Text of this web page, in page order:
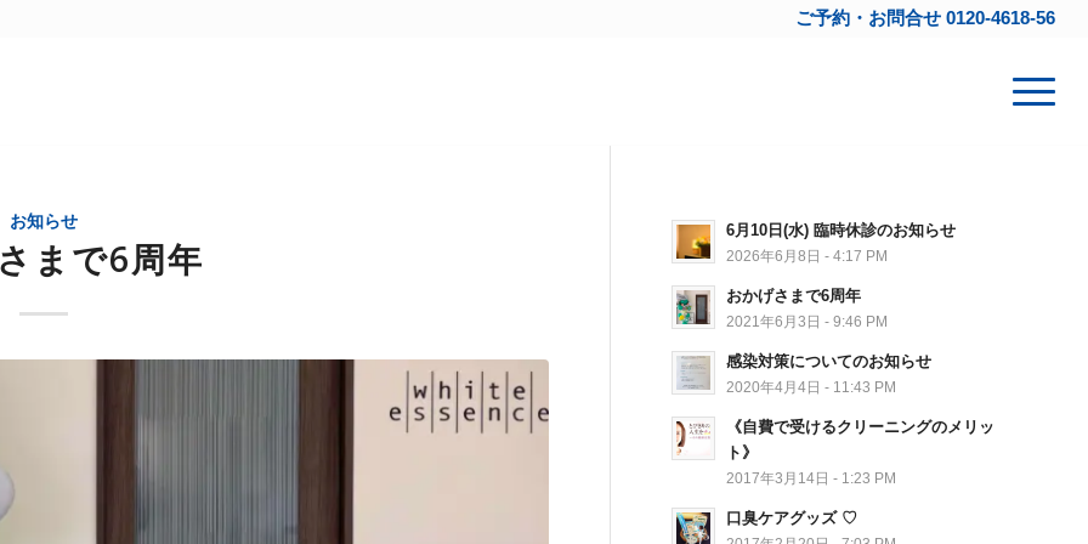
ご予約・お問合せ0120-4618-56
お知らせ
まで6周年
6月10日(水) 臨時休診のお知らせ
2026年6月8日 - 4:17 PM
おかげさまで6周年
2021年6月3日 - 9:46 PM
感染対策についてのお知らせ
2020年4月4日 - 11:43 PM
《自費で受けるクリーニングのメリッ
ト》
2017年3月14日 - 1:23 PM
口臭ケアグッズ ♡